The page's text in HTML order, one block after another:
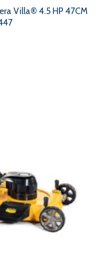
Villa® 4.5 HP 47CM